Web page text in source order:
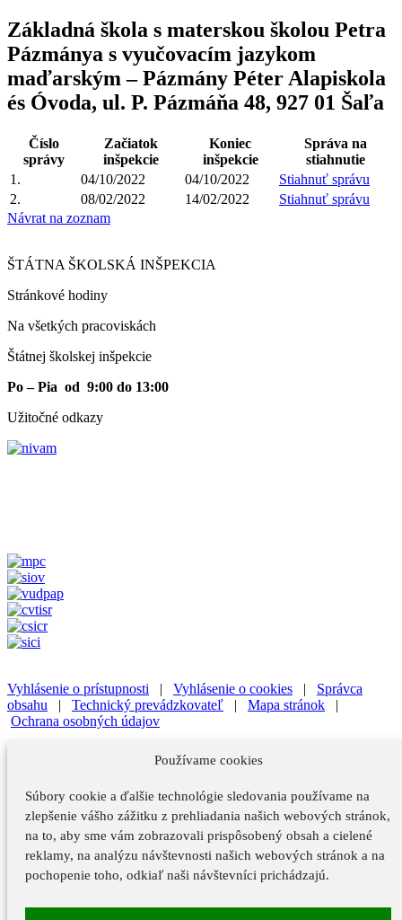
Používame cookies
Súbory cookie a ďalšie technológie sledovania používame na
zlepšenie vášho zážitku z prehliadania našich webových stránok,
na to, aby sme vám zobrazovali prispôsobený obsah a cielené
reklamy, na analýzu návštevnosti našich webových stránok a na
pochopenie toho, odkiaľ naši návštevníci prichádzajú.
Základná škola s materskou školou Petra
Pázmánya s vyučovacím jazykom
maďarským – Pázmány Péter Alapiskola
és Óvoda, ul. P. Pázmáňa 48, 927 01 Šaľa
Číslo
správy
Začiatok
inšpekcie
Koniec
inšpekcie
Správa na
stiahnutie
1.
04/10/2022 04/10/2022
Stiahnuť správu
2.
08/02/2022 14/02/2022
Stiahnuť správu
Návrat na zoznam
ŠTÁTNA ŠKOLSKÁ INŠPEKCIA
Stránkové hodiny​
Na všetkých pracoviskách
Štátnej školskej inšpekcie
Po – Pia od 9:00 do 13:00
Užitočné odkazy
Vyhlásenie o prístupnosti | Vyhlásenie o cookies | Správca
obsahu | Technický prevádzkovateľ | Mapa stránok |
Ochrana osobných údajov
Vyhlásenie o cookies
Technický prevádzkovateľ|Mapa stránok|Ochrana osobných
údajov
Vyhlásenie o prístupnosti
Vyhlásenie o cookies
Správca obsahu